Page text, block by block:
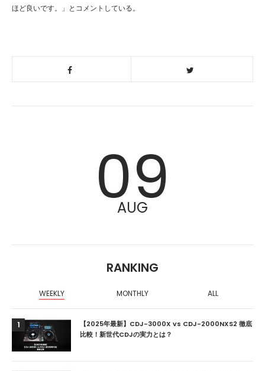
ほど良いです。」とコメントしている。
09
AUG
RANKING
WEEKLY MONTHLY ALL
1
【2025年最新】CDJ-3000X vs CDJ-2000NXS2 徹底
比較！新世代CDJの実力とは？